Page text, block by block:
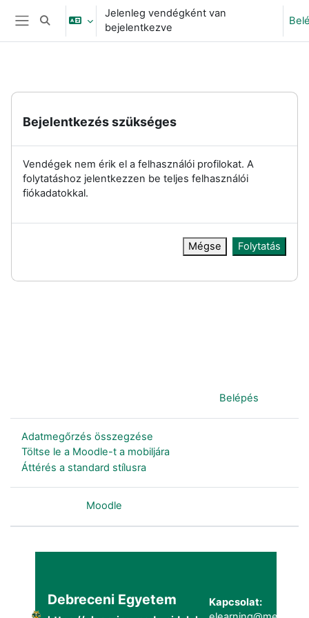
Tovább a fő tartalomhoz
Oldalpanel
Keresési bemeneti adatok váltása
Jelenleg vendégként van
bejelentkezve
Bejelentkezés szükséges
Vendégek nem érik el a felhasználói profilokat. A
folytatáshoz jelentkezzen be teljes felhasználói
fiókadatokkal.
Mégse Folytatás
Belépés
Adatmegőrzés összegzése
Töltse le a Moodle-t a mobiljára
Áttérés a standard stílusra
Moodle
Debreceni Egyetem
Kapcsolat: